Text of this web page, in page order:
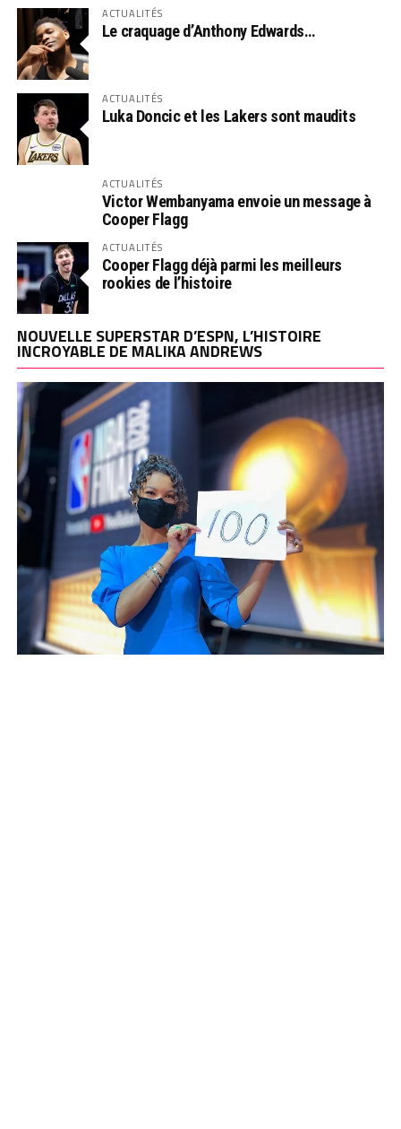
ACTUALITÉS
Le craquage d’Anthony Edwards…
ACTUALITÉS
Luka Doncic et les Lakers sont maudits
ACTUALITÉS
Victor Wembanyama envoie un message à
Cooper Flagg
ACTUALITÉS
Cooper Flagg déjà parmi les meilleurs
rookies de l’histoire
NOUVELLE SUPERSTAR D’ESPN, L’HISTOIRE
INCROYABLE DE MALIKA ANDREWS